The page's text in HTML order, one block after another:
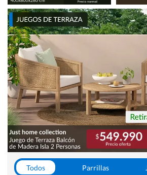
Todos Parrillas